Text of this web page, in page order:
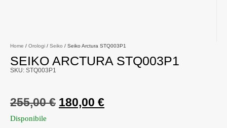
Home / Orologi / Seiko / Seiko Arctura STQ003P1
SEIKO ARCTURA STQ003P1
SKU: STQ003P1
255,00€ 180,00 €
Disponibile